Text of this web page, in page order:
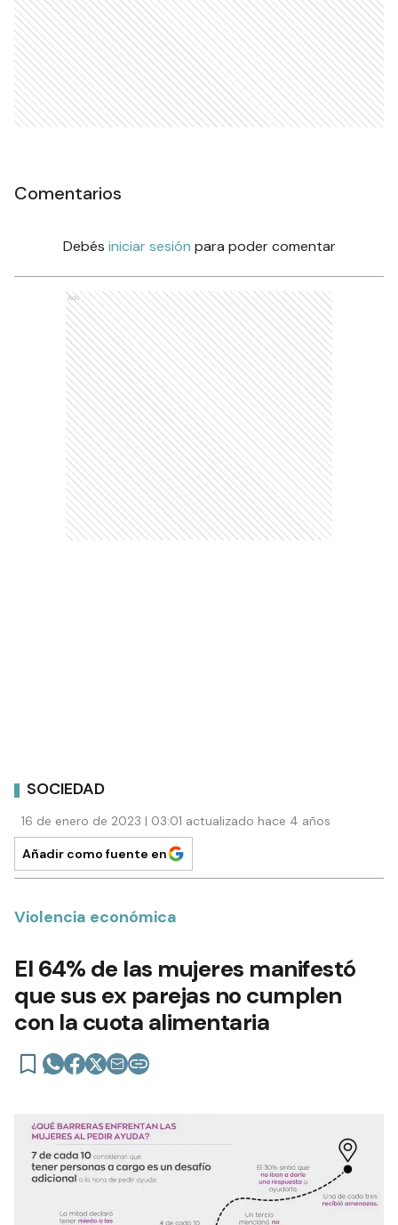
Comentarios
Debés iniciar sesión para poder comentar
Ads
SOCIEDAD
16 de enero de 2023 | 03:01 actualizado hace 4 años
Añadir como fuente en
Violencia económica
El 64% de las mujeres manifestó
que sus ex parejas no cumplen
con la cuota alimentaria